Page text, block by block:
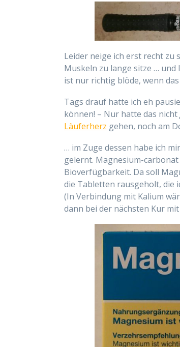
Leider neige ich erst recht zu
Muskeln zu lange sitze … und
ist nur richtig blöde, wenn
Tags drauf hatte ich eh
können! – Nur hatte das nicht
Läuferherz gehen, noch am
… im Zuge dessen habe ich
gelernt. Magnesium-
Bioverfügbarkeit. Da soll
die Tabletten rausgeholt, die
(In Verbindung mit Kalium
dann bei der nächsten Kur mit